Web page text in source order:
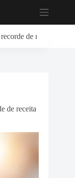
de receita em
de receita